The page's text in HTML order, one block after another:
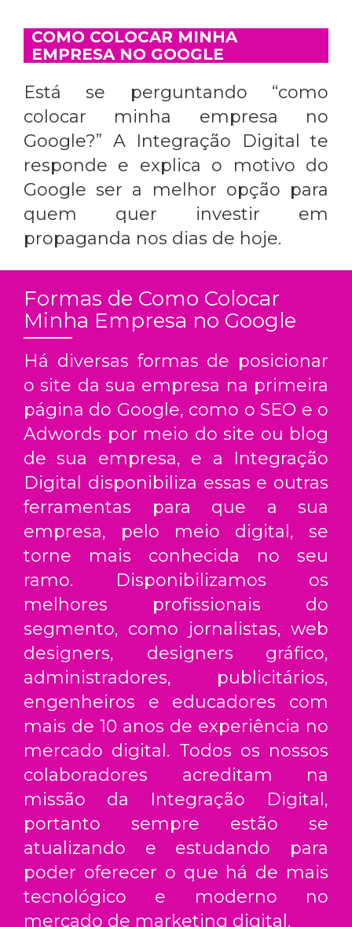
COMO COLOCAR MINHA
EMPRESA NO GOOGLE
Está se perguntando “como
colocar minha empresa no
Google?” A Integração Digital te
responde e explica o motivo do
Google ser a melhor opção para
quem quer investir em
propaganda nos dias de hoje.
Formas de Como Colocar
Minha Empresa no Google
Há diversas formas de posicionar
o site da sua empresa na primeira
página do Google, como o SEO e o
Adwords por meio do site ou blog
de sua empresa, e a Integração
Digital disponibiliza essas e outras
ferramentas para que a sua
empresa, pelo meio digital, se
torne mais conhecida no seu
ramo. Disponibilizamos os
melhores profissionais do
segmento, como jornalistas, web
designers, designers gráfico,
administradores, publicitários,
engenheiros e educadores com
mais de 10 anos de experiência no
mercado digital. Todos os nossos
colaboradores acreditam na
missão da Integração Digital,
portanto sempre estão se
atualizando e estudando para
poder oferecer o que há de mais
tecnológico e moderno no
mercado de marketing digital.